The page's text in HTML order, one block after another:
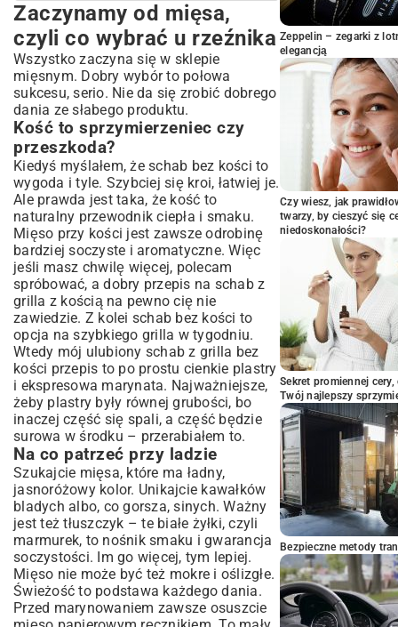
Zaczynamy od mięsa, czyli co wybrać u
rzeźnika
Kość to sprzymierzeniec czy przeszkoda?
Na co patrzeć przy ladzie
Marynata, czyli cała magia smaku
Ile czasu trzeba na marynowanie?
Moje ulubione marynaty
Na ruszt! Jak grillować, żeby nie spalić i
nie wysuszyć
Dwie strefy to twój przyjaciel
Jak długo grillować schab?
Najważniejszy etap: odpoczynek
Przykładowy przepis na schab z grilla
Klasyka gatunku – prostota i smak
Schab w marynacie musztardowo-
miodowej z warzywami
Z czym to podać?
Czego się wystrzegać – moje wpadki i
nauczki
Podsumowanie waszego sukcesu na
grillu
Zaczynamy od mięsa,
czyli co wybrać u rzeźnika
Wszystko zaczyna się w sklepie
mięsnym. Dobry wybór to połowa
sukcesu, serio. Nie da się zrobić dobrego
dania ze słabego produktu.
Kość to sprzymierzeniec czy
przeszkoda?
Kiedyś myślałem, że schab bez kości to
wygoda i tyle. Szybciej się kroi, łatwiej je.
Ale prawda jest taka, że kość to
naturalny przewodnik ciepła i smaku.
Mięso przy kości jest zawsze odrobinę
bardziej soczyste i aromatyczne. Więc
jeśli masz chwilę więcej, polecam
spróbować, a dobry przepis na schab z
grilla z kością na pewno cię nie
zawiedzie. Z kolei schab bez kości to
opcja na szybkiego grilla w tygodniu.
Wtedy mój ulubiony schab z grilla bez
kości przepis to po prostu cienkie plastry
i ekspresowa marynata. Najważniejsze,
żeby plastry były równej grubości, bo
inaczej część się spali, a część będzie
surowa w środku – przerabiałem to.
Na co patrzeć przy ladzie
Szukajcie mięsa, które ma ładny,
jasnoróżowy kolor. Unikajcie kawałków
bladych albo, co gorsza, sinych. Ważny
jest też tłuszczyk – te białe żyłki, czyli
marmurek, to nośnik smaku i gwarancja
soczystości. Im go więcej, tym lepiej.
Mięso nie może być też mokre i oślizgłe.
Świeżość to podstawa każdego dania.
Przed marynowaniem zawsze osuszcie
Zeppelin – zegarki z
elegancją
Czy wiesz, jak
twarzy, by cieszyć się
niedoskonałości?
Sekret promiennej
Twój najlepszy
Bezpieczne metody